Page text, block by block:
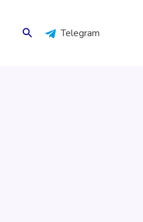
Поиск Telegram